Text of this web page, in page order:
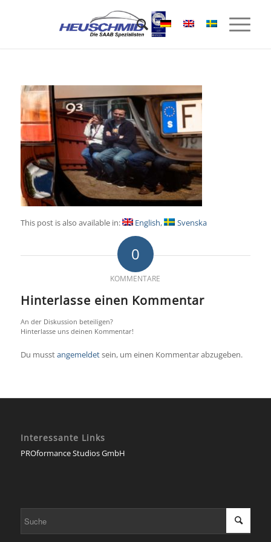
This post is also available in: English Svenska
0
KOMMENTARE
Hinterlasse einen Kommentar
An der Diskussion beteiligen?
Hinterlasse uns deinen Kommentar!
Du musstangemeldetsein, um einen Kommentar abzugeben.
Interessante Links
PROformance Studios GmbH